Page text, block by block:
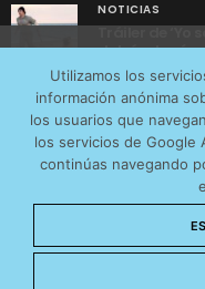
NOTICIAS
Tráiler de ‘Yo
detrás de
AVISO LEGAL
© 2026
Utilizamos los
información anónima
los usuarios que
los servicios de Google
continúas navegando
tráfico web que
más os interesan.
obtener más
utilizamos en nuestra